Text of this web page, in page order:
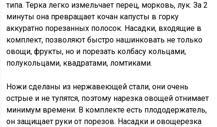
типа. Терка легко измельчает перец, морковь, лук. За 2
минуты она превращает кочан капусты в горку
аккуратно порезанных полосок. Насадки, входящие в
комплект, позволяют быстро нашинковать не только
овощи, фрукты, но и порезать колбасу кольцами,
полукольцами, квадратами, ломтиками.
Ножи сделаны из нержавеющей стали, они очень
острые и не тупятся, поэтому нарезка овощей отнимает
минимум времени. В комплекте есть плододержатель,
он защищает руки от порезов. Насадки и овощерезка